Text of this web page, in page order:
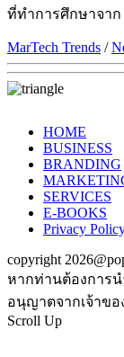
ที่ทำการศึกษาจาก
MarTech Trends /
HOME
BUSINESS
BRANDING
SERVICES
E-BOOKS
Privacy
copyright
หากท่านต้องการน
อนุญาตจากเจ้าขอ
Scroll Up